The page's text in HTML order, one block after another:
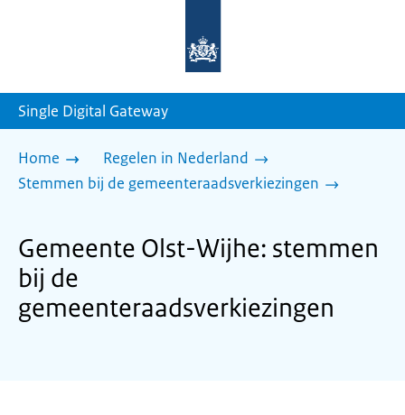
homepage
Single Digital Gateway
Home
Regelen in Nederland
Stemmen bij de gemeenteraadsverkiezingen
Gemeente Olst-Wijhe: stemmen
bij de
gemeenteraadsverkiezingen